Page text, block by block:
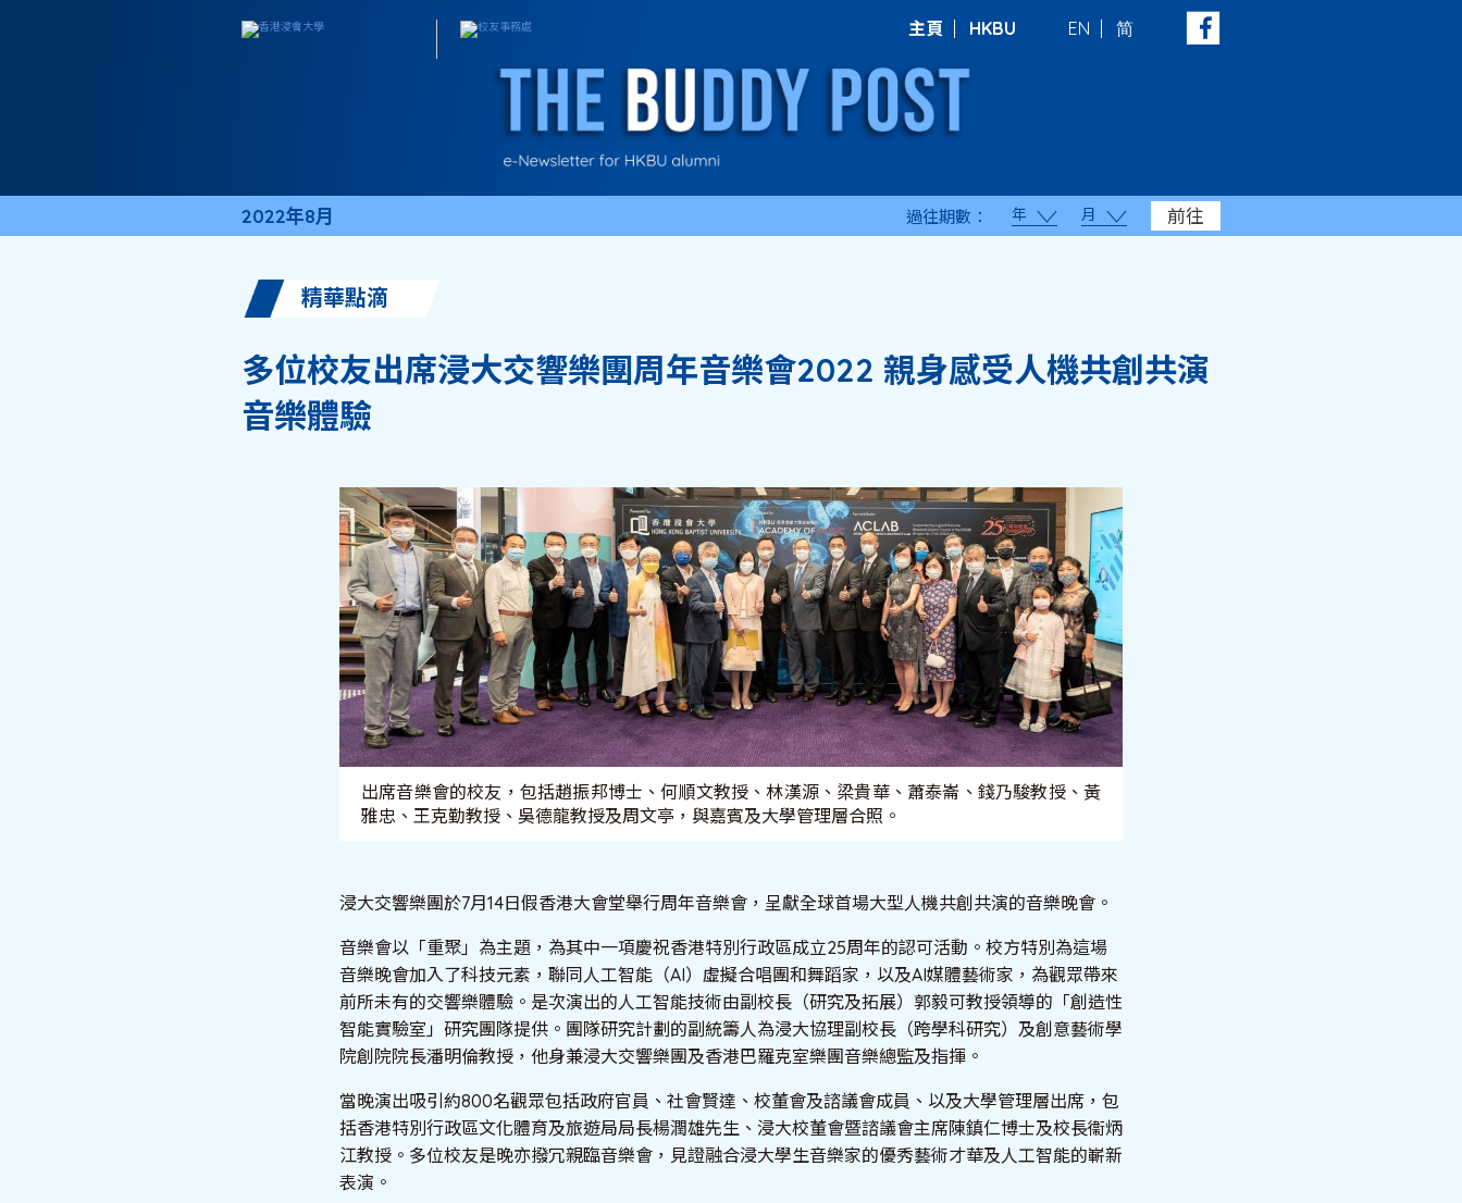
主頁 HKBU EN 简
2022年8月 過往期數： 年 月 前往
精華點滴
多位校友出席浸大交響樂團周年音樂會2022 親身感受人機共創共演
音樂體驗
出席音樂會的校友，包括趙振邦博士、何順文教授、林漢源、梁貴華、蕭泰崙、錢乃駿教授、黃
雅忠、王克勤教授、吳德龍教授及周文亭，與嘉賓及大學管理層合照。
浸大交響樂團於7月14日假香港大會堂舉行周年音樂會，呈獻全球首場大型人機共創共演的音樂晚會。
音樂會以「重聚」為主題，為其中一項慶祝香港特別行政區成立25周年的認可活動。校方特別為這場
音樂晚會加入了科技元素，聯同人工智能（AI）虛擬合唱團和舞蹈家，以及AI媒體藝術家，為觀眾帶來
前所未有的交響樂體驗。是次演出的人工智能技術由副校長（研究及拓展）郭毅可教授領導的「創造性
智能實驗室」研究團隊提供。團隊研究計劃的副統籌人為浸大協理副校長（跨學科研究）及創意藝術學
院創院院長潘明倫教授，他身兼浸大交響樂團及香港巴羅克室樂團音樂總監及指揮。
當晚演出吸引約800名觀眾包括政府官員、社會賢達、校董會及諮議會成員、以及大學管理層出席，包
括香港特別行政區文化體育及旅遊局局長楊潤雄先生、浸大校董會暨諮議會主席陳鎮仁博士及校長衞炳
江教授。多位校友是晚亦撥冗親臨音樂會，見證融合浸大學生音樂家的優秀藝術才華及人工智能的嶄新
表演。